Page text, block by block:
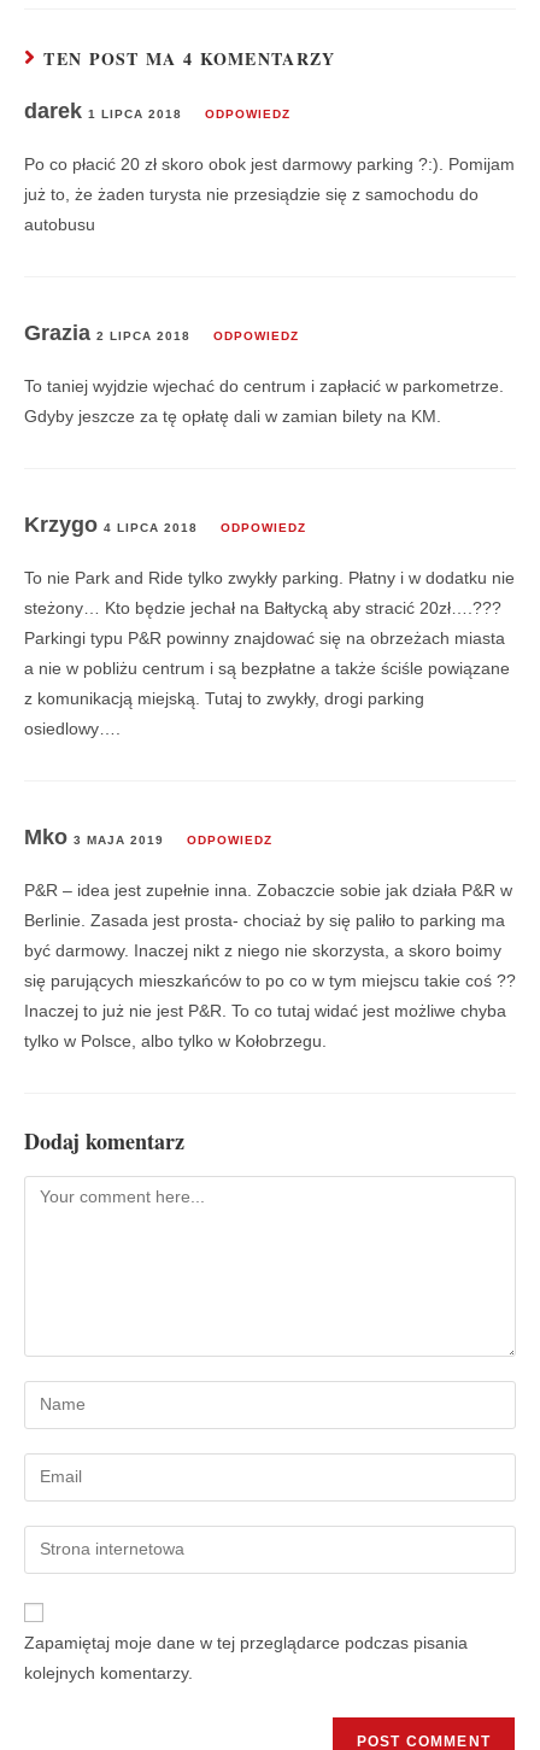
TEN POST MA 4 KOMENTARZY
darek 1 LIPCA 2018 ODPOWIEDZ
Po co płacić 20 zł skoro obok jest darmowy parking ?:). Pomijam
już to, że żaden turysta nie przesiądzie się z samochodu do
autobusu
Grazia 2 LIPCA 2018 ODPOWIEDZ
To taniej wyjdzie wjechać do centrum i zapłacić w parkometrze.
Gdyby jeszcze za tę opłatę dali w zamian bilety na KM.
Krzygo 4 LIPCA 2018 ODPOWIEDZ
To nie Park and Ride tylko zwykły parking. Płatny i w dodatku nie
steżony… Kto będzie jechał na Bałtycką aby stracić 20zł….???
Parkingi typu P&R powinny znajdować się na obrzeżach miasta
a nie w pobliżu centrum i są bezpłatne a także ściśle powiązane
z komunikacją miejską. Tutaj to zwykły, drogi parking
osiedlowy….
Mko 3 MAJA 2019 ODPOWIEDZ
P&R – idea jest zupełnie inna. Zobaczcie sobie jak działa P&R w
Berlinie. Zasada jest prosta- chociaż by się paliło to parking ma
być darmowy. Inaczej nikt z niego nie skorzysta, a skoro boimy
się parujących mieszkańców to po co w tym miejscu takie coś ??
Inaczej to już nie jest P&R. To co tutaj widać jest możliwe chyba
tylko w Polsce, albo tylko w Kołobrzegu.
Dodaj komentarz
Zapamiętaj moje dane w tej przeglądarce podczas pisania
kolejnych komentarzy.